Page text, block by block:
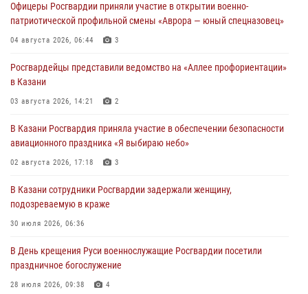
Офицеры Росгвардии приняли участие в открытии военно-
патриотической профильной смены «Аврора — юный спецназовец»
04 августа 2026, 06:44 3
Росгвардейцы представили ведомство на «Аллее профориентации»
в Казани
03 августа 2026, 14:21 2
В Казани Росгвардия приняла участие в обеспечении безопасности
авиационного праздника «Я выбираю небо»
02 августа 2026, 17:18 3
В Казани сотрудники Росгвардии задержали женщину,
подозреваемую в краже
30 июля 2026, 06:36
В День крещения Руси военнослужащие Росгвардии посетили
праздничное богослужение
28 июля 2026, 09:38 4